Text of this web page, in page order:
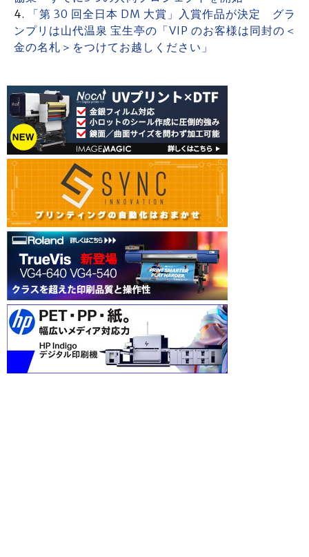
「第 30 回全日本 DM 大賞」入賞作品が決定 グラ
ンプリは山代温泉 宝生亭の「VIP のお客様は同封の＜
金の名札＞をつけてお越しください」